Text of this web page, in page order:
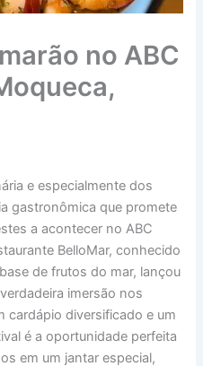
no ABC
e especialmente dos
gastronômica que promete
a acontecer no ABC
BelloMar, conhecido
de frutos do mar, lançou
imersão nos
cardápio diversificado e um
é a oportunidade perfeita
em um jantar especial,